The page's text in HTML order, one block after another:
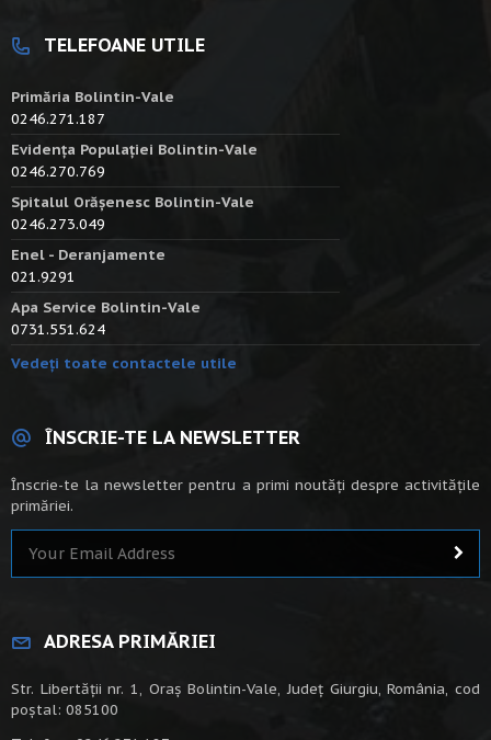
TELEFOANE UTILE
Primăria Bolintin-Vale
0246.271.187
Evidența Populației Bolintin-Vale
0246.270.769
Spitalul Orășenesc Bolintin-Vale
0246.273.049
Enel - Deranjamente
021.9291
Apa Service Bolintin-Vale
0731.551.624
Vedeți toate contactele utile
ÎNSCRIE-TE LA NEWSLETTER
Înscrie-te la newsletter pentru a primi noutăți despre activitățile
primăriei.
ADRESA PRIMĂRIEI
Str. Libertății nr. 1, Oraș Bolintin-Vale, Județ Giurgiu, România, cod
poștal: 085100